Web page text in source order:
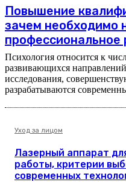
Повышение
зачем необходимо
профессиональное
Психология относится к
развивающихся
исследования,
разрабатываются
Уход за лицом
Лазерный аппарат
работы, критерии
современных